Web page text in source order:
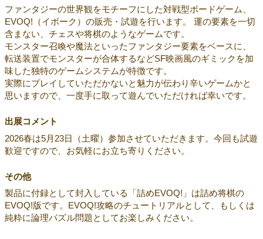
ファンタジーの世界観をモチーフにした対戦型ボードゲーム、
EVOQ!（イボーク）の販売・試遊を行います。 運の要素を一切
含まない、チェスや将棋のようなゲームです。
モンスター召喚や魔法といったファンタジー要素をベースに、
転送装置でモンスターが合体するなどSF映画風のギミックを加
味した独特のゲームシステムが特徴です。
実際にプレイしていただかないと魅力が伝わり辛いゲームかと
思いますので、一度手に取って遊んでいただければ幸いです。
出展コメント
2026春は5月23日（土曜）参加させていただきます。今回も試遊
歓迎ですので、お気軽にお立ち寄りください。
その他
製品に付録として封入している「詰めEVOQ!」は詰め将棋の
EVOQ!版です。EVOQ!攻略のチュートリアルとして、もしくは
純粋に論理パズル問題としてお楽しみください。